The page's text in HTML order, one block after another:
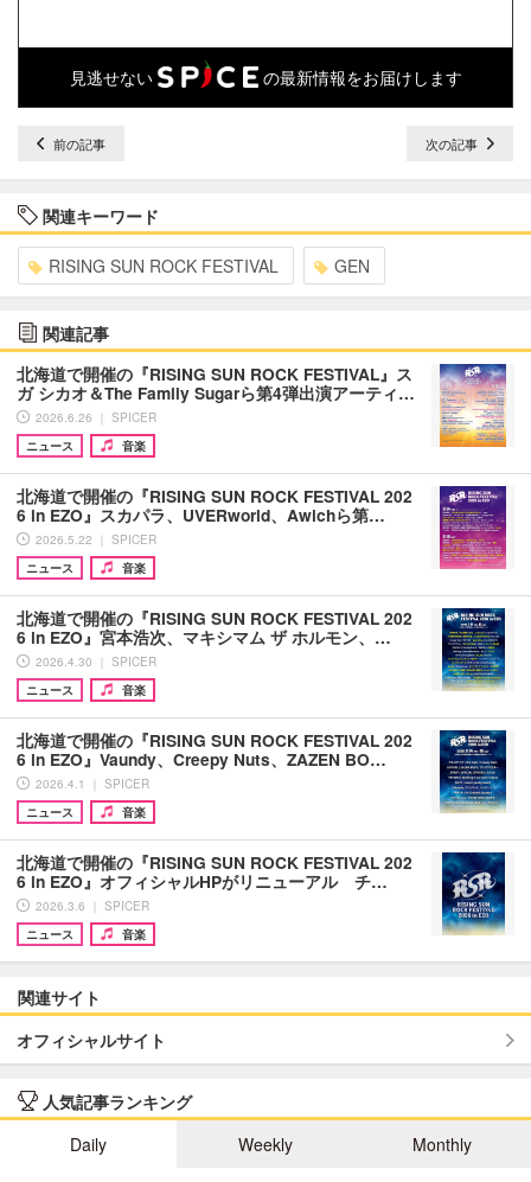
見逃せない の最新情報をお届けします
前の記事 次の記事
関連キーワード
RISING SUN ROCK FESTIVAL GEN
関連記事
北海道で開催の『RISING SUN ROCK FESTIVAL』ス
ガ シカオ＆The Family Sugarら第4弾出演アーティ…
2026.6.26 ｜ SPICER
ニュース
音楽
北海道で開催の『RISING SUN ROCK FESTIVAL 202
6 in EZO』スカパラ、UVERworld、Awichら第…
2026.5.22 ｜ SPICER
ニュース
音楽
北海道で開催の『RISING SUN ROCK FESTIVAL 202
6 in EZO』宮本浩次、マキシマム ザ ホルモン、…
2026.4.30 ｜ SPICER
ニュース
音楽
北海道で開催の『RISING SUN ROCK FESTIVAL 202
6 in EZO』Vaundy、Creepy Nuts、ZAZEN BO…
2026.4.1 ｜ SPICER
ニュース
音楽
北海道で開催の『RISING SUN ROCK FESTIVAL 202
6 in EZO』オフィシャルHPがリニューアル チ…
2026.3.6 ｜ SPICER
ニュース
音楽
関連サイト
オフィシャルサイト
人気記事ランキング
Daily
Weekly Monthly